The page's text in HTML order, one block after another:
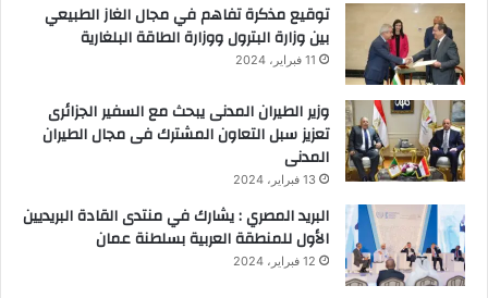
توقيع مذكرة تفاهم في مجال الغاز الطبيعي
بين وزارة البترول ووزارة الطاقة البلغارية
11 فبراير، 2024
وزير الطيران المدنى يبحث مع السفير الجزائرى
تعزيز سبل التعاون المشترك فى مجال الطيران
المدنى
13 فبراير، 2024
البريد المصري : يشارك في منتدى القادة البريديين
الأول للمنطقة العربية بسلطنة عمان
12 فبراير، 2024